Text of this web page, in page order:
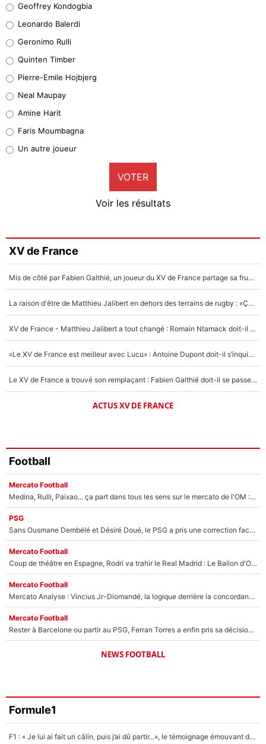
38%
32%
5%
1%
9%
Faris Moumbagna
5%
Un autre joueur
5%
Geoffrey Kondogbia
Leonardo Balerdi
Geronimo Rulli
Quinten Timber
Pierre-Emile Hojbjerg
Neal Maupay
Amine Harit
Faris Moumbagna
Un autre joueur
VOTER
Voir les résultats
XV de France
Mis de côté par Fabien Galthié, un joueur du XV de France partage sa frustration : «ils ne me l’ont pas dit tout de suite»
La raison d'être de Matthieu Jalibert en dehors des terrains de rugby : «Ça m'atteint autant que si tu touches à un membre de ma famille»
XV de France - Matthieu Jalibert a tout changé : Romain Ntamack doit-il s’inquiéter pour sa place à un an de la Coupe du monde ?
«Le XV de France est meilleur avec Lucu» : Antoine Dupont doit-il s’inquiéter pour sa place ?
Le XV de France a trouvé son remplaçant : Fabien Galthié doit-il se passer d'Antoine Dupont ?
ACTUS XV DE FRANCE
Football
Mercato Football
Medina, Rulli, Paixao... ça part dans tous les sens sur le mercato de l'OM : Frank McCourt va enfin récupérer l'argent qu'il attend ?
PSG
Sans Ousmane Dembélé et Désiré Doué, le PSG a pris une correction face à Majorque : Luis Enrique attend avec impatience des renforts !
Mercato Football
Coup de théâtre en Espagne, Rodri va trahir le Real Madrid : Le Ballon d'Or a choisi de signer au FC Barcelone !
Mercato Football
Mercato Analyse : Vincius Jr-Diomandé, la logique derrière la concordance des temps
Mercato Football
Rester à Barcelone ou partir au PSG, Ferran Torres a enfin pris sa décision : La course contre la montre est lancée !
NEWS FOOTBALL
Formule1
F1 : « Je lui ai fait un câlin, puis j’ai dû partir...», le témoignage émouvant de Max Verstappen sur sa fille